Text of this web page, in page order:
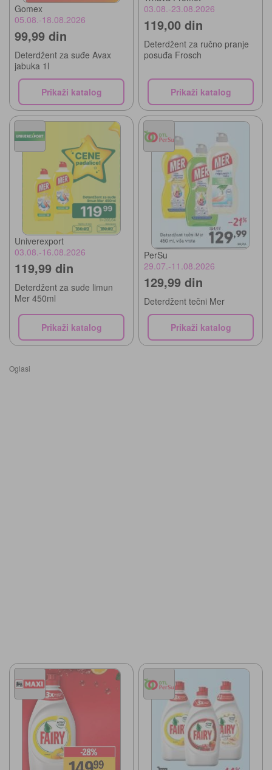
Gomex
05.08.-18.08.2026
99,99 din
Deterdžent za suđe Avax
jabuka 1l
Prikaži katalog
03.08.-23.08.2026
119,00 din
Deterdžent za ručno pranje
posuđa Frosch
Prikaži katalog
Univerexport
03.08.-16.08.2026
119,99 din
Deterdžent za sude limun
Mer 450ml
Prikaži katalog
PerSu
29.07.-11.08.2026
129,99 din
Deterdžent tečni Mer
Prikaži katalog
Oglasi